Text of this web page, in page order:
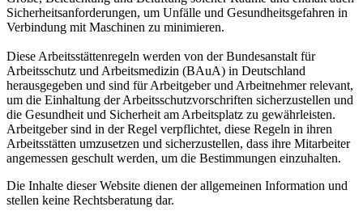
Sicherheitsanforderungen, um Unfälle und Gesundheitsgefahren in
Verbindung mit Maschinen zu minimieren.
Diese Arbeitsstättenregeln werden von der Bundesanstalt für
Arbeitsschutz und Arbeitsmedizin (BAuA) in Deutschland
herausgegeben und sind für Arbeitgeber und Arbeitnehmer relevant,
um die Einhaltung der Arbeitsschutzvorschriften sicherzustellen und
die Gesundheit und Sicherheit am Arbeitsplatz zu gewährleisten.
Arbeitgeber sind in der Regel verpflichtet, diese Regeln in ihren
Arbeitsstätten umzusetzen und sicherzustellen, dass ihre Mitarbeiter
angemessen geschult werden, um die Bestimmungen einzuhalten.
Die Inhalte dieser Website dienen der allgemeinen Information und
stellen keine Rechtsberatung dar.